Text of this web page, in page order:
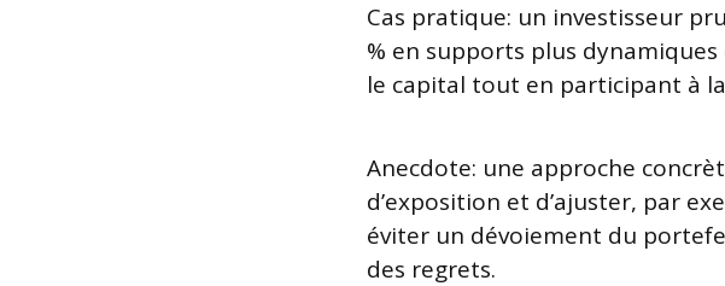
Cas pratique: un investisseur
% en supports plus
le capital tout en participant à
Anecdote: une approche
d’exposition et d’ajuster, par
éviter un dévoiement du
des regrets.